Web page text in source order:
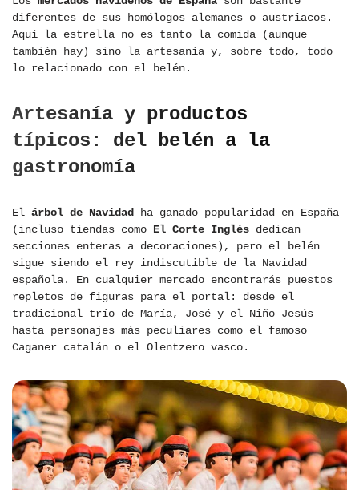
diferentes de sus homólogos alemanes o austriacos.
Aquí la estrella no es tanto la comida (aunque
también hay) sino la artesanía y, sobre todo, todo
lo relacionado con el belén.
Artesanía y productos
típicos: del belén a la
gastronomía
El árbol de Navidad ha ganado popularidad en España
(incluso tiendas como El Corte Inglés dedican
secciones enteras a decoraciones), pero el belén
sigue siendo el rey indiscutible de la Navidad
española. En cualquier mercado encontrarás puestos
repletos de figuras para el portal: desde el
tradicional trío de María, José y el Niño Jesús
hasta personajes más peculiares como el famoso
Caganer catalán o el Olentzero vasco.